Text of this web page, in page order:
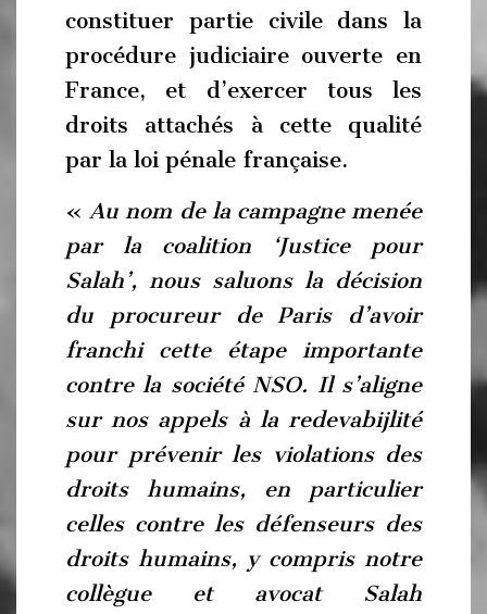
constituer partie civile dans la
procédure judiciaire ouverte en
France, et d’exercer tous les
droits attachés à cette qualité
par la loi pénale française.
«Au nom de la campagne menée
par la coalition ‘Justice pour
Salah’, nous saluons la décision
du procureur de Paris d’avoir
franchi cette étape importante
contre la société NSO. Il s’aligne
sur nos appels à la redevabijlité
pour prévenir les violations des
droits humains, en particulier
celles contre les défenseurs des
droits humains, y compris notre
collègue et avocat Salah